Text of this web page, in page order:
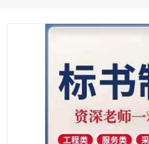
深圳代写标书公司